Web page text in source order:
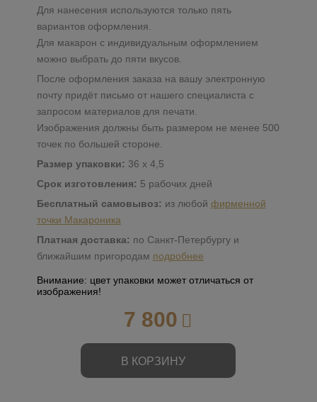
Для нанесения используются только пять
вариантов оформления.
Для макарон с индивидуальным оформлением
можно выбрать до пяти вкусов.
После оформления заказа на вашу электронную
почту придёт письмо от нашего специалиста с
запросом материалов для печати.
Изображения должны быть размером не менее 500
точек по большей стороне.
Размер упаковки: 36 х 4,5
Срок изготовления: 5 рабочих дней
Бесплатный самовывоз: из любой фирменной
точки Макароника
Платная доставка: по Санкт-Петербургу и
ближайшим пригородам подробнее
Внимание: цвет упаковки может отличаться от
изображения!
7 800
В КОРЗИНУ